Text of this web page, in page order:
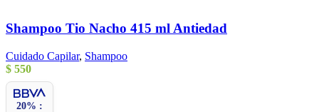
Shampoo Tio Nacho 415 ml Antiedad
Cuidado Capilar, Shampoo
$ 550
20% :